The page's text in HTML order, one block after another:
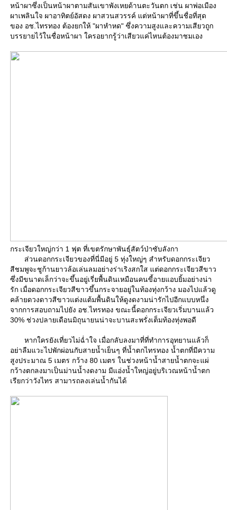
หน้าผาซึ่งเป็นหน้าผาตามสันเขาพังเหยด้านตะวันตก เช่น ผาพ่อเมือง
ผาเพลินใจ ผาอาทิตย์อัสดง ผาสวนสวรรค์ แต่หน้าผาที่ขึ้นชื่อที่สุด
ของ อช.ไทรทอง ต้องยกให้ "ผาหำหด" ซึ่งความสูงและความเสียวถูก
บรรยายไว้ในชื่อหน้าผา ใครอยากรู้ว่าเสียวแค่ไหนต้องมาชมเอง
กระเจียวใหญ่กว่า 1 ฟุต ที่เขตรักษาพันธุ์สัตว์ป่าซับลังกา
ส่วนดอกกระเจียวของที่นี่มีอยู่ 5 ทุ่งใหญ่ๆ สำหรับดอกกระเจียว
สีชมพูจะชูก้านยาวล้อเล่นลมอย่างร่าเริงสกใส แต่ดอกกระเจียวสีขาว
ซึ่งมีขนาดเล็กว่าจะขึ้นอยู่เรี่ยพื้นดินเหมือนคนขี้อายแอบยิ้มอย่างน่า
รัก เมื่อดอกกระเจียวสีขาวขึ้นกระจายอยู่ในท้องทุ่งกว้าง มองไปแล้วดู
คล้ายดวงดาวสีขาวแต่งแต้มพื้นดินให้ดูงดงามน่ารักไปอีกแบบหนึ่ง
จากการสอบถามไปยัง อช.ไทรทอง ขณะนี้ดอกกระเจียวเริ่มบานแล้ว
30% ช่วงปลายเดือนมิถุนายนน่าจะบานสะพรั่งเต็มท้องทุ่งพอดี
หากใครยังเที่ยวไม่ฉ่ำใจ เมื่อกลับลงมาที่ที่ทำการอุทยานแล้วก็
อย่าลืมแวะไปพักผ่อนกับสายน้ำเย็นๆ ที่น้ำตกไทรทอง น้ำตกที่มีความ
สูงประมาณ 5 เมตร กว้าง 80 เมตร ในช่วงหน้าน้ำสายน้ำตกจะแผ่
กว้างตกลงมาเป็นม่านน้ำงดงาม มีแอ่งน้ำใหญ่อยู่บริเวณหน้าน้ำตก
เรียกว่าวังไทร สามารถลงเล่นน้ำกันได้